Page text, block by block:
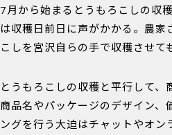
7月から始まるとうもろこしの収
は収穫日前日に声がかかる。農
こしを宮沢自らの手で収穫させて
とうもろこしの収穫と平行して
商品名やパッケージのデザイン
ングを行う大迫はチャットやオ